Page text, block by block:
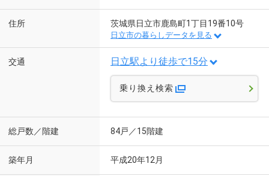
住所 茨城県日立市鹿島町1丁目19番10号
日立市の暮らしデータを見る
交通 日立駅より徒歩で15分
乗り換え検索
総戸数／階建 84戸／15階建
築年月 平成20年12月